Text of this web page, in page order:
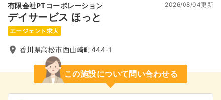
有限会社PTコーポレーション
デイサービス ほっと
2026/08/04更新
エージェント求人
香川県高松市西山崎町444-1
この施設について問い合わせる